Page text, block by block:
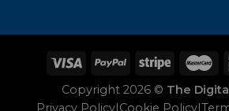
Copyright 2026 © The